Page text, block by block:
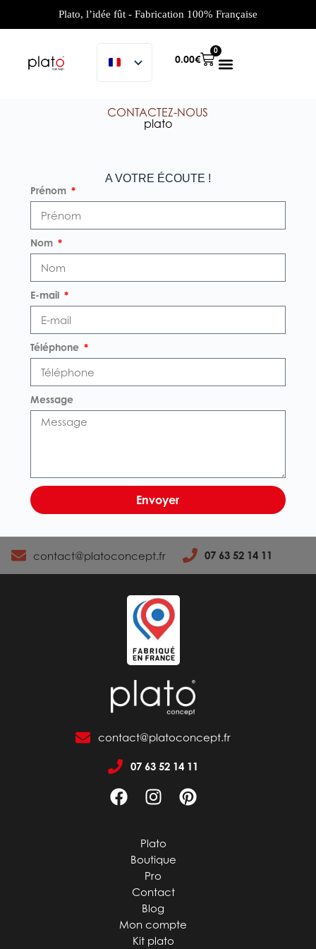
Plato, l’idée fût - Fabrication 100% Française
0.00€
0
CONTACTEZ-NOUS
plato
A VOTRE ÉCOUTE !
Prénom
Nom
E-mail
Téléphone
Message
Envoyer
contact@platoconcept.fr 07 63 52 14 11
contact@platoconcept.fr
07 63 52 14 11
Plato
Boutique
Pro
Contact
Blog
Mon compte
Kit plato